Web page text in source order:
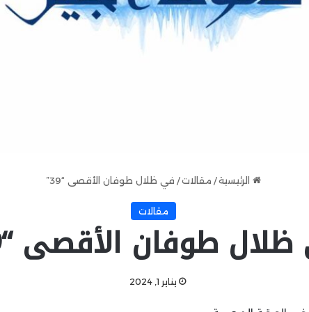
الرئيسية / مقالات / في ظلال طوفان الأقصى “39”
مقالات
طوفان الأقصى “39”
يناير 1, 2024